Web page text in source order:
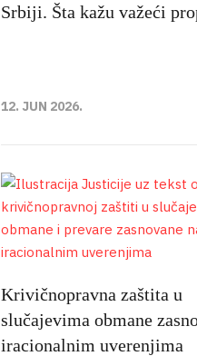
Srbiji. Šta kažu važeći
12. JUN 2026.
Krivičnopravna zaštita u
slučajevima obmane
iracionalnim uverenjima